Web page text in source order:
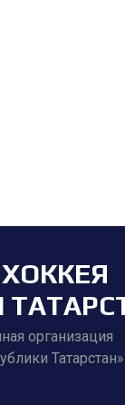
организация
Татарстан»